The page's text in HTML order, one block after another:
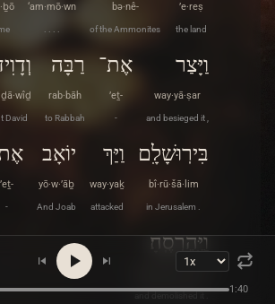
’e·reṣ
the land
bə·nê-
of the Ammonites
‘am·mō·wn
. . . .
וַיָּצַר
way·yā·ṣar
and besieged it ,
אֶת־
’eṯ-
-
רַבָּה
rab·bāh
to Rabbah
David
בִּירֽוּשָׁלִָם
bî·rū·šā·lim
in Jerusalem .
וַיַּךְ
way·yaḵ
attacked
יוֹאָב
yō·w·’āḇ
And Joab
’eṯ-
-
וַיֶּֽהֶרְסֶֽהָ׃
way·ye·her·se·hā
and demolished it .
1:40